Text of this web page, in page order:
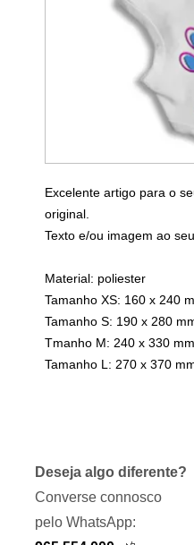
Excelente artigo para o
original.
Texto e/ou imagem ao
Material: poliester
Tamanho XS: 160 x 240
Tamanho S: 190 x 280
Tmanho M: 240 x 330
Tamanho L: 270 x 370
Deseja algo diferente?
Converse connosco
pelo WhatsApp: